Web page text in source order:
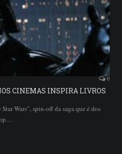
0
CINEMAS INSPIRA LIVROS
Wars”, spin-off da saga que é dos